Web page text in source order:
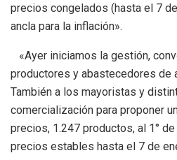
precios congelados (hasta el 7
ancla para la inflación».
«Ayer iniciamos la gestión,
productores y abastecedores de
También a los mayoristas y
comercialización para proponer
precios, 1.247 productos, al 1°
precios estables hasta el 7 de